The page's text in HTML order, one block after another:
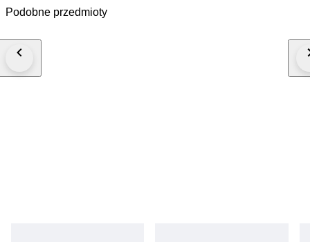
Envíos a todo el mundo a través de mensajería internacional DHL, UPS....
Podobne przedmioty